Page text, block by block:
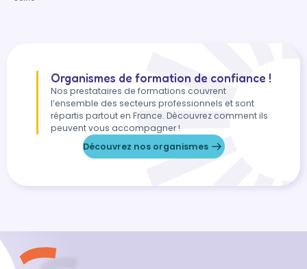
Organismes de formation de confiance !
Nos prestataires de formations couvrent
l’ensemble des secteurs professionnels et sont
répartis partout en France. Découvrez comment ils
peuvent vous accompagner !
Découvrez nos organismes